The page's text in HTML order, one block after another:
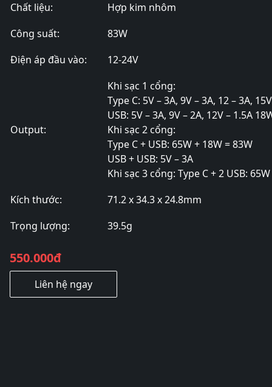
Chất liệu:
Hợp kim nhôm
Công suất:
83W
Điện áp đầu vào:
12-24V
Output:
Khi sạc 1 cổng:
Type C: 5V – 3A, 9V – 3A, 12 – 3A,
USB: 5V – 3A, 9V – 2A, 12V – 1.5A
Khi sạc 2 cổng:
Type C + USB: 65W + 18W = 83W
USB + USB: 5V – 3A
Khi sạc 3 cổng: Type C + 2 USB:
Kích thước:
71.2 x 34.3 x 24.8mm
Trọng lượng:
39.5g
550.000đ
Liên hệ ngay